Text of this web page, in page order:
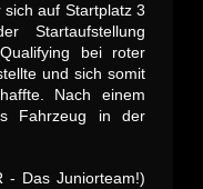
auf Startplatz 3
Startaufstellung
bei roter
und sich somit
Nach einem
Fahrzeug in der
- Das Juniorteam!)